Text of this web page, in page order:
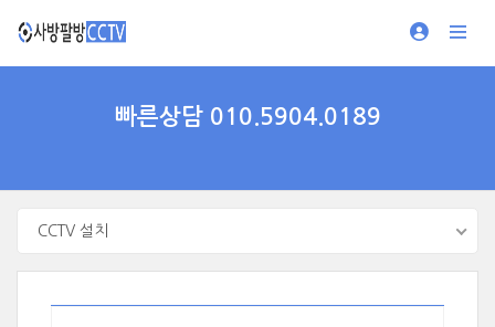
빠른상담 010.5904.0189
CCTV 설치